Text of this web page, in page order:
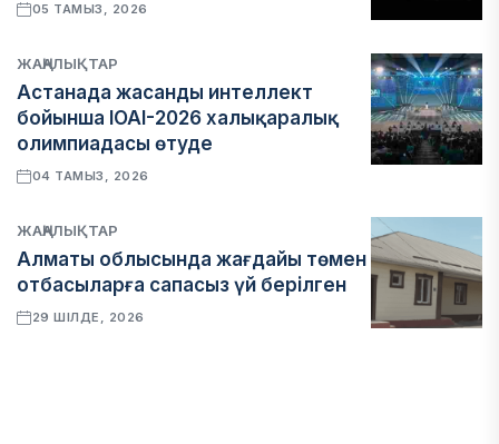
05 ТАМЫЗ, 2026
ЖАҢАЛЫҚТАР
Астанада жасанды интеллект
бойынша IOAI-2026 халықаралық
олимпиадасы өтуде
04 ТАМЫЗ, 2026
ЖАҢАЛЫҚТАР
Алматы облысында жағдайы төмен
отбасыларға сапасыз үй берілген
29 ШІЛДЕ, 2026